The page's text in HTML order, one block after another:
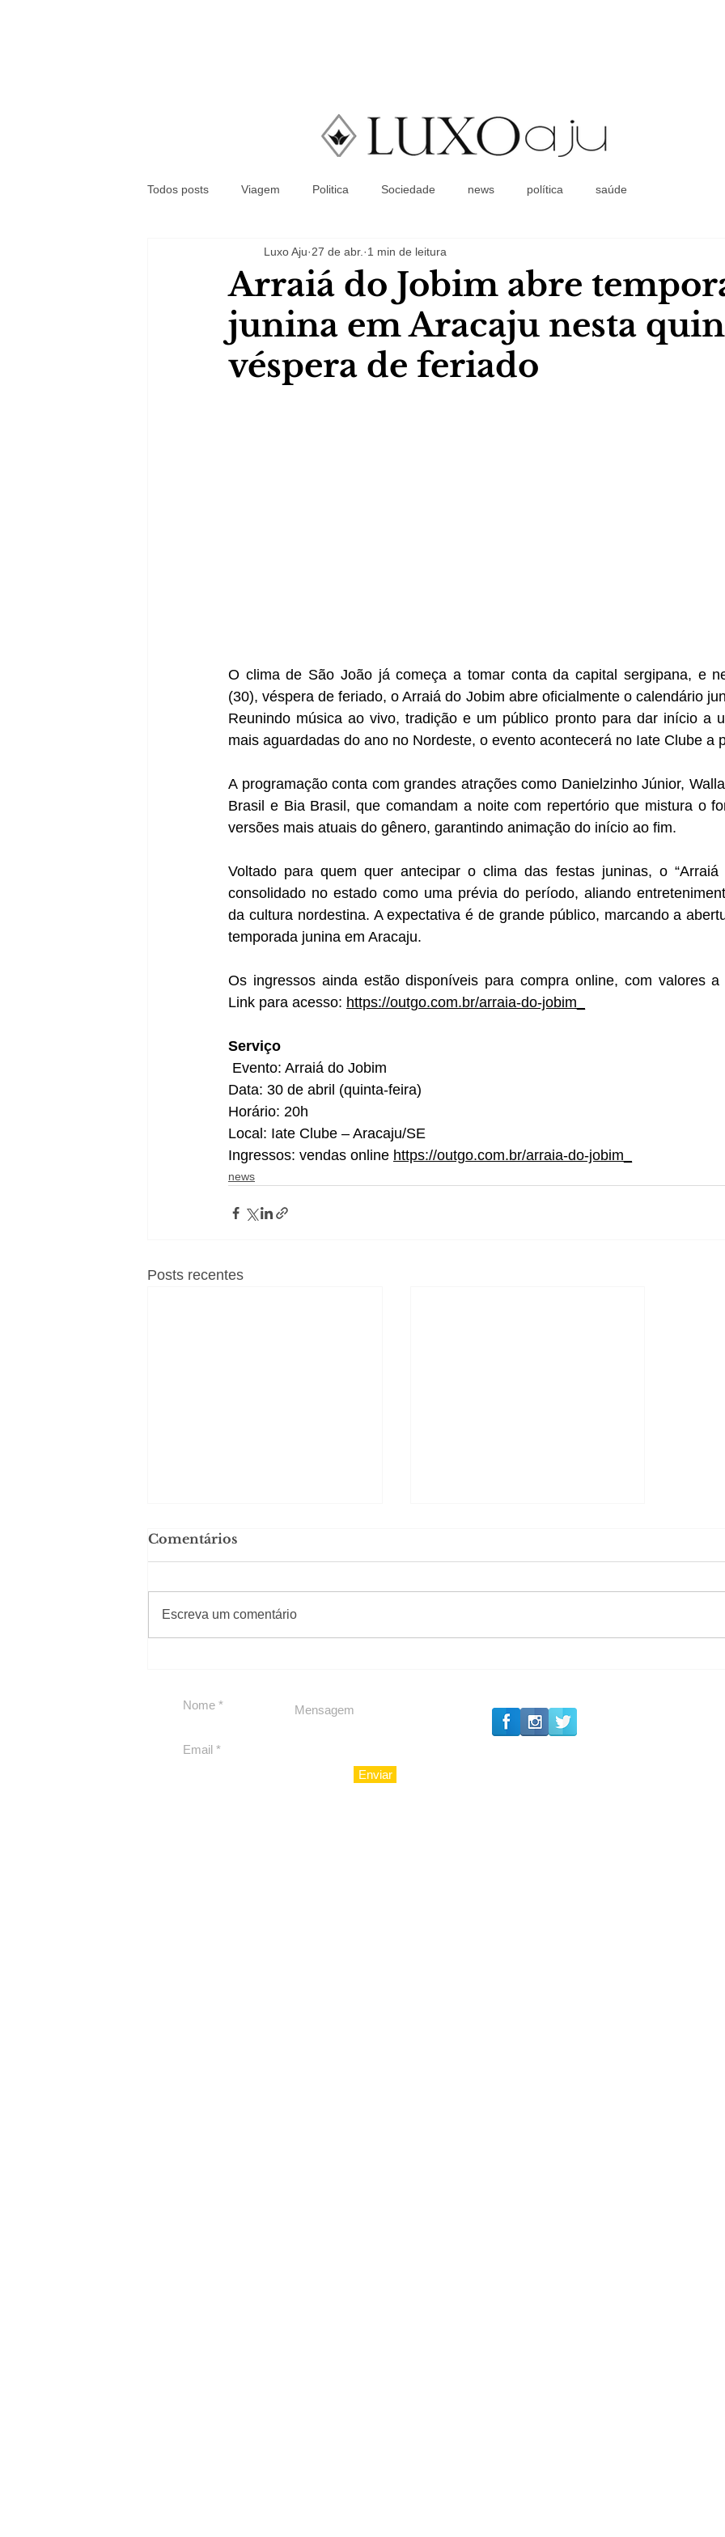
Coluna Social
Todos posts Viagem Politica Sociedade news política saúde
Arraiá do Jobim abre
junina em Aracaju nesta
véspera de feriado
Luxo Aju 27 de abr. 1 min de leitura
O clima de São João já começa a tomar conta da capital sergipana, e
(30), véspera de feriado, o Arraiá do Jobim abre oficialmente o calendário
Reunindo música ao vivo, tradição e um público pronto para dar início a
mais aguardadas do ano no Nordeste, o evento acontecerá no Iate Clube a
A programação conta com grandes atrações como Danielzinho Júnior,
Brasil e Bia Brasil, que comandam a noite com repertório que mistura o
versões mais atuais do gênero, garantindo animação do início ao fim.
Voltado para quem quer antecipar o clima das festas juninas, o
consolidado no estado como uma prévia do período, aliando
da cultura nordestina. A expectativa é de grande público, marcando a
temporada junina em Aracaju.
Os ingressos ainda estão disponíveis para compra online, com valores
Link para acesso: https://outgo.com.br/arraia-do-jobim_
Serviço
Evento: Arraiá do Jobim
Data: 30 de abril (quinta-feira)
Horário: 20h
Local: Iate Clube – Aracaju/SE
Ingressos: vendas online https://outgo.com.br/arraia-do-jobim_
news
Posts recentes
reforçam apoio a
Cláudio Mitidieri
Comentários
Escreva um comentário
#Sugestões
Enviar